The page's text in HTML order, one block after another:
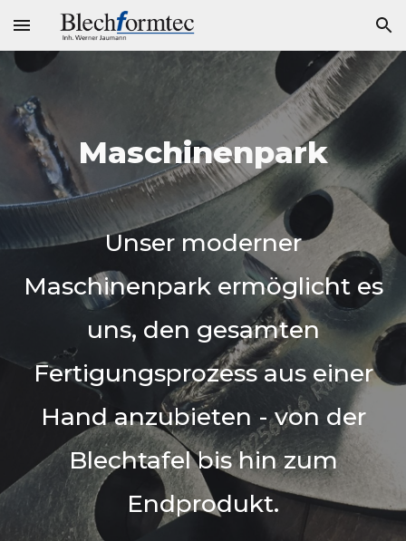
Skip to main content Skip to navigation
Maschinenpark
Unser moderner
Maschinenpark ermöglicht es
uns, den gesamten
Fertigungsprozess aus einer
Hand anzubieten - von der
Blechtafel bis hin zum
Endprodukt.